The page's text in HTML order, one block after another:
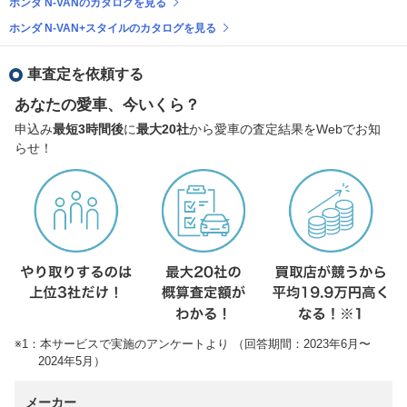
ホンダ N-VAN+スタイルのカタログを見る
車査定を依頼する
あなたの愛車、今いくら？
申込み最短3時間後に最大20社から愛車の査定結果をWebでお知
らせ！
※1：本サービスで実施のアンケートより （回答期間：2023年6月〜
2024年5月）
メーカー